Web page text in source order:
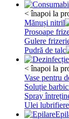
< înapoi la
Mănuși nitril
Prosoape
Gulere
Pudră de talc
< înapoi la
Vase pentru
Soluție
Spray
Ulei lubrifiere